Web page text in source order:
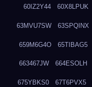
60IZ2Y44 60X8LPUK
63MVU7SW 63SPQINX
659M6G4O 65TIBAG5
663467JW 664ESOLH
675YBKS0 67T6PVX5